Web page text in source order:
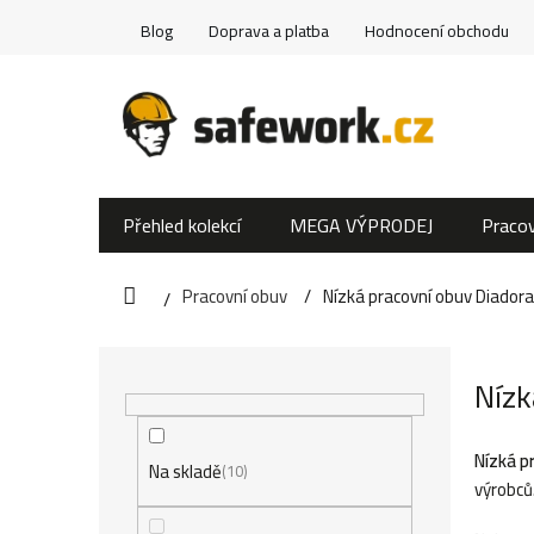
Blog Doprava a platba Hodnocení obchodu
Přehled kolekcí MEGA VÝPRODEJ
DomůPracovní obuv Nízká pracovní obuv Diadora
Na skladě 10 Nízká
výrobců.